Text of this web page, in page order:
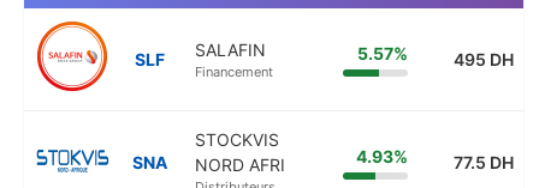
SLF SALAFIN
Financement
5.57% 495 DH
SNA
STOCKVIS
NORD AFRI
4.93% 77.5 DH